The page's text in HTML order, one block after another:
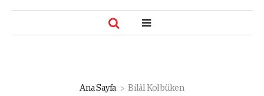
Ana Sayfa Bilâl Kolbüken